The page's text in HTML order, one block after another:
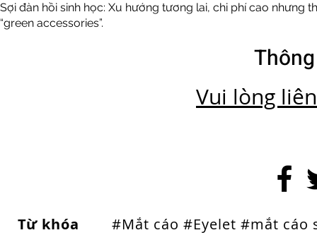
Sợi đàn hồi sinh học: Xu hướng tương lai, chi phí cao
“green accessories”.
Vui lòng
Từ khóa
#Mắt cáo #Eyelet #mắt